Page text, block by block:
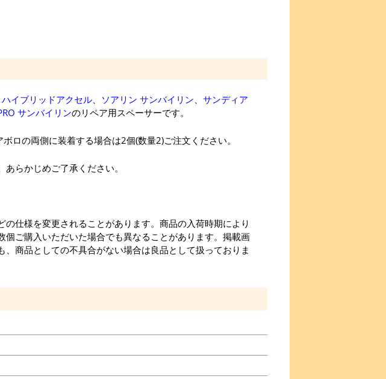
イブリッドアクセル、 ソアリン サンバイリン、 サンディア
サンバイリンのリペア用スペーサーです。
ロの両側に装着する場合は2個(数量2)ご注文ください。
らかじめご了承ください。
の仕様を変更されることがあります。商品の入荷時期により
個ご購入いただいた場合でも異なることがあります。掲載画
商品としての不具合がない場合は良品として扱っておりま